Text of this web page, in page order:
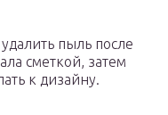
пыль после
сметкой, затем
к дизайну.